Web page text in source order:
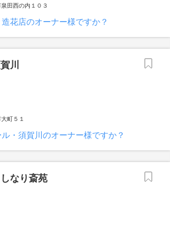
田西の内１０３
造花店のオーナー様ですか？
川
町５１
・須賀川のオーナー様ですか？
なり斎苑